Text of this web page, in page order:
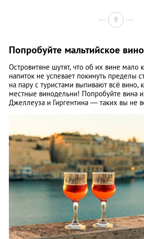
9
Попробуйте мальтийское вино
Островитяне шутят, что об их вине мало
напиток не успевает покинуть пределы
на пару с туристами выпивают всё вино,
местные винодельни! Попробуйте вина
Джеллеуза и Гиргентина — таких вы не